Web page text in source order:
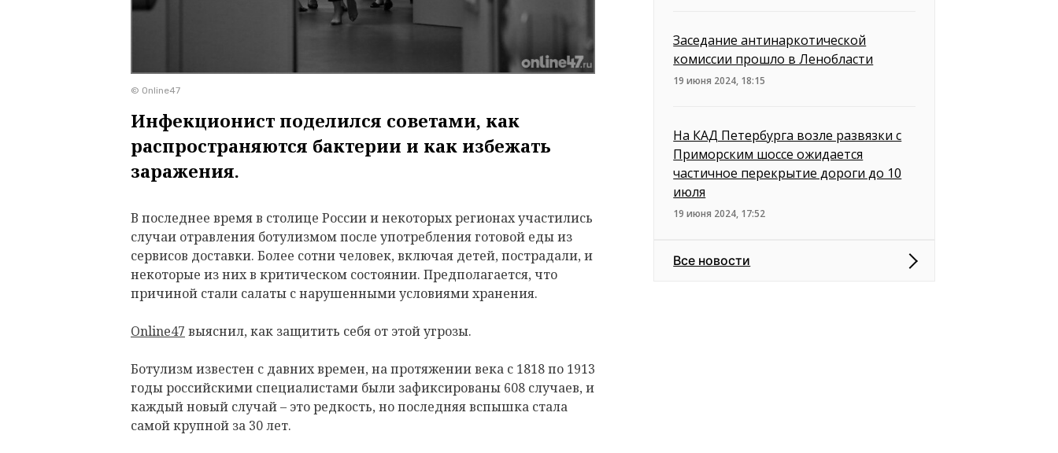
© Online47
Инфекционист поделился советами, как
распространяются бактерии и как избежать
заражения.
В последнее время в столице России и некоторых регионах участились
случаи отравления ботулизмом после употребления готовой еды из
сервисов доставки. Более сотни человек, включая детей, пострадали, и
некоторые из них в критическом состоянии. Предполагается, что
причиной стали салаты с нарушенными условиями хранения.
Online47 выяснил, как защитить себя от этой угрозы.
Ботулизм известен с давних времен, на протяжении века с 1818 по 1913
годы российскими специалистами были зафиксированы 608 случаев, и
каждый новый случай – это редкость, но последняя вспышка стала
самой крупной за 30 лет.
Заседание антинаркотической
комиссии прошло в Ленобласти
19 июня 2024, 18:15
На КАД Петербурга возле развязки с
Приморским шоссе ожидается
частичное перекрытие дороги до 10
июля
19 июня 2024, 17:52
Все новости